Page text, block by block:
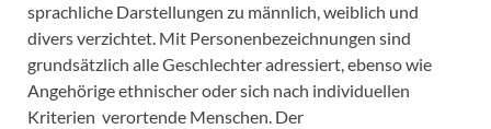
sprachliche Darstellungen zu männlich, weiblich und
divers verzichtet. Mit Personenbezeichnungen sind
grundsätzlich alle Geschlechter adressiert, ebenso wie
Angehörige ethnischer oder sich nach individuellen
Kriterien verortende Menschen. Der